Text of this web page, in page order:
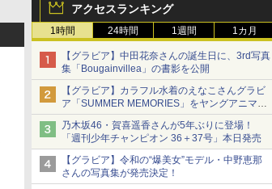
アクセスランキング
1時間 24時間 1週間 1カ月
【グラビア】中田花奈さんの誕生日に、3rd写真
集「Bougainvillea」の書影を公開
【グラビア】カラフル水着のえなこさんグラビ
ア「SUMMER MEMORIES」をヤングアニマル
Webで公開中
乃木坂46・賀喜遥香さんが5年ぶりに登場！
「週刊少年チャンピオン 36＋37号」本日発売
【グラビア】令和の“爆美女”モデル・中野恵那
さんの写真集が発売決定！